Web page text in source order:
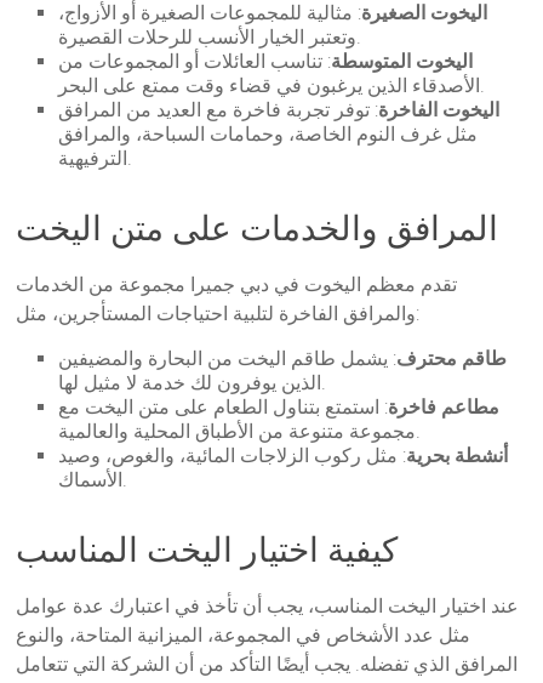
اليخوت الصغيرة: مثالية للمجموعات الصغيرة أو الأزواج،
وتعتبر الخيار الأنسب للرحلات القصيرة.
اليخوت المتوسطة: تناسب العائلات أو المجموعات من
الأصدقاء الذين يرغبون في قضاء وقت ممتع على البحر.
اليخوت الفاخرة: توفر تجربة فاخرة مع العديد من المرافق
مثل غرف النوم الخاصة، وحمامات السباحة، والمرافق
الترفيهية.
المرافق والخدمات على متن اليخت
تقدم معظم اليخوت في دبي جميرا مجموعة من الخدمات
والمرافق الفاخرة لتلبية احتياجات المستأجرين، مثل:
طاقم محترف: يشمل طاقم اليخت من البحارة والمضيفين
الذين يوفرون لك خدمة لا مثيل لها.
مطاعم فاخرة: استمتع بتناول الطعام على متن اليخت مع
مجموعة متنوعة من الأطباق المحلية والعالمية.
أنشطة بحرية: مثل ركوب الزلاجات المائية، والغوص، وصيد
الأسماك.
كيفية اختيار اليخت المناسب
عند اختيار اليخت المناسب، يجب أن تأخذ في اعتبارك عدة عوامل
مثل عدد الأشخاص في المجموعة، الميزانية المتاحة، والنوع
المرافق الذي تفضله. يجب أيضًا التأكد من أن الشركة التي تتعامل